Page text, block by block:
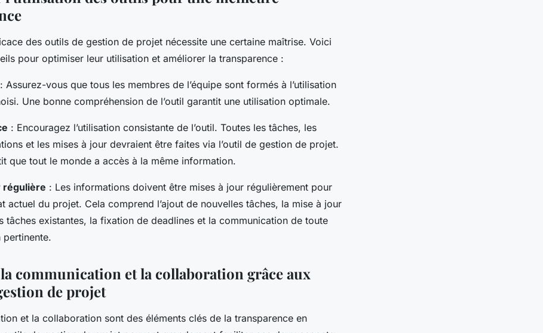
des outils de gestion de projet nécessite une certaine maîtrise. Voici
pour optimiser leur utilisation et améliorer la transparence :
: Assurez-vous que tous les membres de l’équipe sont formés à l’utilisation
Une bonne compréhension de l’outil garantit une utilisation optimale.
: Encouragez l’utilisation consistante de l’outil. Toutes les tâches, les
et les mises à jour devraient être faites via l’outil de gestion de projet.
que tout le monde a accès à la même information.
régulière : Les informations doivent être mises à jour régulièrement pour
actuel du projet. Cela comprend l’ajout de nouvelles tâches, la mise à jour
tâches existantes, la fixation de deadlines et la communication de toute
communication et la collaboration grâce aux
de projet
et la collaboration sont des éléments clés de la transparence en